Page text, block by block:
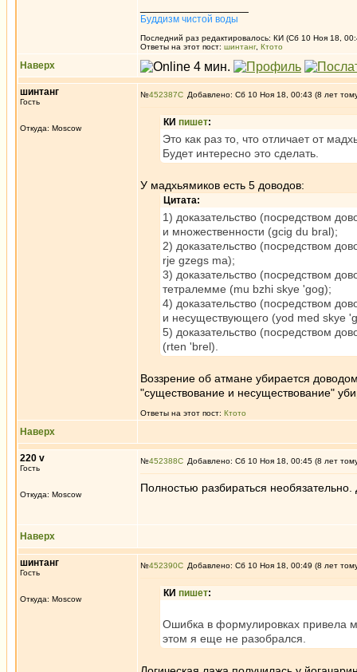
Буддизм чистой воды
Последний раз редактировалось: КИ (Сб 10 Ноя 18,
Ответы на этот пост: шинтанг, Ктото
Наверх
шинтанг
Гость
Откуда: Moscow
№452387 Добавлено: Сб 10 Ноя 18, 00:43 (8 лет
КИ пишет:
Это как раз то, что отличает от
Будет интересно это сделать.
У мадхьямиков есть 5 доводов:
Цитата:
1) доказательство (посредством
и множественности (gcig du bral);
2) доказательство (посредством
rje gzegs ma);
3) доказательство (посредством
тетралемме (mu bzhi skye 'gog);
4) доказательство (посредством
и несуществующего (yod med skye
5) доказательство (посредством
(rten 'brel).
Воззрение об атмане убирается
"существование и несуществование"
Ответы на этот пост: Ктото
Наверх
220 v
Гость
Откуда: Moscow
№452388 Добавлено: Сб 10 Ноя 18, 00:45 (8 лет
Полностью разбираться
Наверх
шинтанг
Гость
Откуда: Moscow
№452390 Добавлено: Сб 10 Ноя 18, 00:49 (8 лет
КИ пишет:
Ошибка в формулировках привела
этом я еще не разобрался.